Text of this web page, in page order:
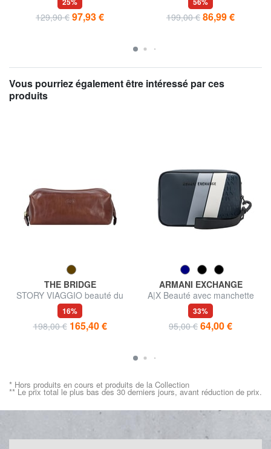
portable 15,6"
129,90 € 97,93 € 199,00 € 86,99 €
Vous pourriez également être intéressé par ces
produits
THE BRIDGE
STORY VIAGGIO beauté du
cuir
16%
198,00 € 165,40 €
ARMANI EXCHANGE
A|X Beauté avec manchette
33%
95,00 € 64,00 €
* Hors produits en cours et produits de la Collection
** Le prix total le plus bas des 30 derniers jours, avant réduction de prix.